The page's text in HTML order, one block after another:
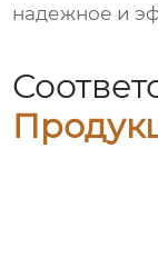
надежное и